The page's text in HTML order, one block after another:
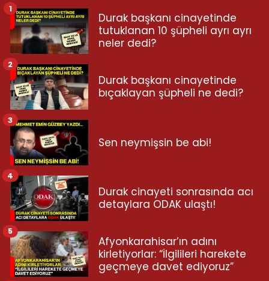
Durak başkanı cinayetinde
tutuklanan 10 şüpheli ayrı ayrı
neler dedi?
1
Durak başkanı cinayetinde
bıçaklayan şüpheli ne dedi?
2
Sen neymişsin be abi!
3
Durak cinayeti sonrasında acı
detaylara ODAK ulaştı!
4
Afyonkarahisar’ın adını
kirletiyorlar: “İlgilileri harekete
geçmeye davet ediyoruz”
5